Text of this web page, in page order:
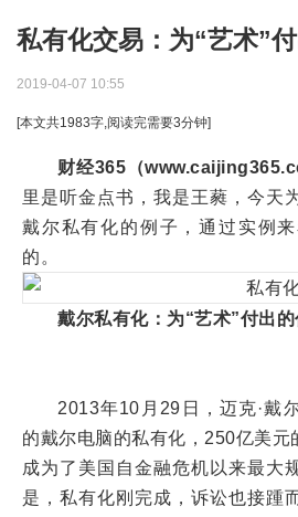
私有化交易：为“艺术”
2019-04-07 10:55
[本文共1983字,阅读完需要3分钟]
财经365（
里是听金点书，我是王蕤，今天
戴尔私有化的例子，通过实例
的。
戴尔私有化：为“艺术”付出
2013年10月29日，迈克·戴
的戴尔电脑的私有化，250亿美元
成为了美国自金融危机以来最大
是，私有化刚完成，诉讼也接踵